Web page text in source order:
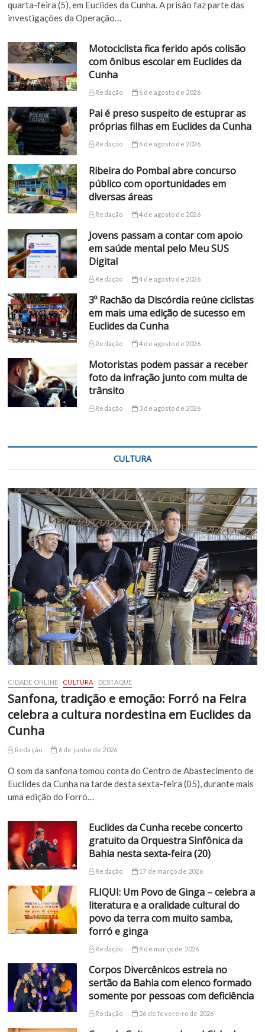
quarta-feira (5), em Euclides da Cunha. A prisão faz parte das
investigações da Operação…
Motociclista fica ferido após colisão
com ônibus escolar em Euclides da
Cunha
Redação 6 de agosto de 2026
Pai é preso suspeito de estuprar as
próprias filhas em Euclides da Cunha
Redação 6 de agosto de 2026
Ribeira do Pombal abre concurso
público com oportunidades em
diversas áreas
Redação 4 de agosto de 2026
Jovens passam a contar com apoio
em saúde mental pelo Meu SUS
Digital
Redação 4 de agosto de 2026
3º Rachão da Discórdia reúne ciclistas
em mais uma edição de sucesso em
Euclides da Cunha
Redação 4 de agosto de 2026
Motoristas podem passar a receber
foto da infração junto com multa de
trânsito
Redação 3 de agosto de 2026
CULTURA
CIDADE ONLINE CULTURA DESTAQUE
Sanfona, tradição e emoção: Forró na Feira
celebra a cultura nordestina em Euclides da
Cunha
Redação 6 de junho de 2026
O som da sanfona tomou conta do Centro de Abastecimento de
Euclides da Cunha na tarde desta sexta-feira (05), durante mais
uma edição do Forró…
Euclides da Cunha recebe concerto
gratuito da Orquestra Sinfônica da
Bahia nesta sexta-feira (20)
Redação 17 de março de 2026
FLIQUI: Um Povo de Ginga – celebra a
literatura e a oralidade cultural do
povo da terra com muito samba,
forró e ginga
Redação 9 de março de 2026
Corpos Divercênicos estreia no
sertão da Bahia com elenco formado
somente por pessoas com deficiência
Redação 26 de fevereiro de 2026